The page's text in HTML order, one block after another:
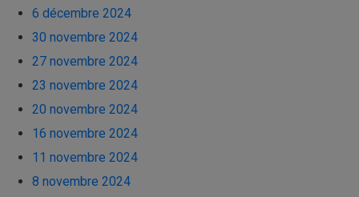
6 décembre 2024
30 novembre 2024
27 novembre 2024
23 novembre 2024
20 novembre 2024
16 novembre 2024
11 novembre 2024
8 novembre 2024